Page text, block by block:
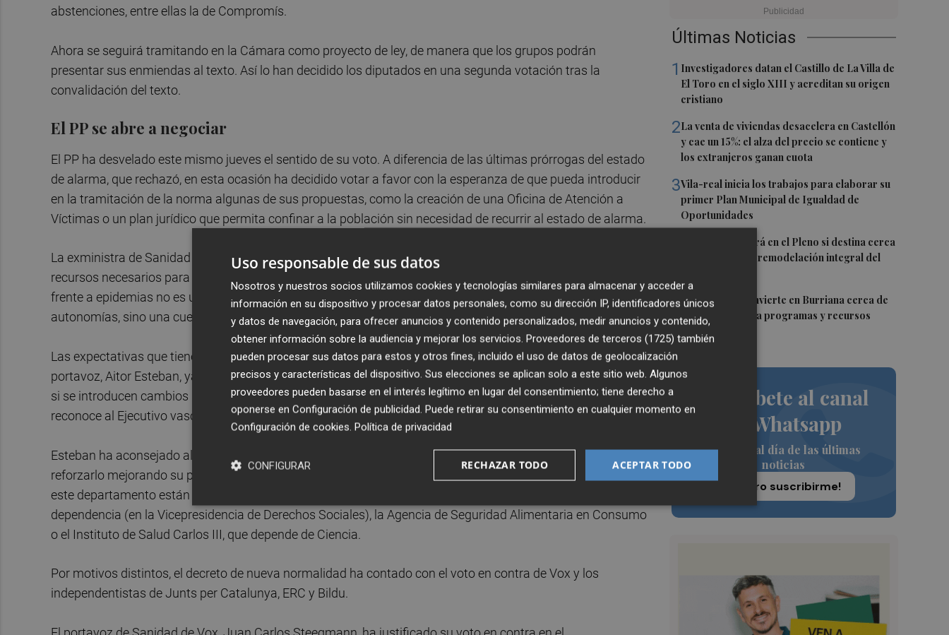
Últimas Noticias
1 Investigadores datan el Castillo de La Villa de
El Toro en el siglo XIII y acreditan su origen
cristiano
2La venta de viviendas desacelera en Castellón
y cae un 15%: el alza del precio se contiene y
los extranjeros ganan cuota
3Vila-real inicia los trabajos para elaborar su
primer Plan Municipal de Igualdad de
Oportunidades
Burriana decidirá en el Pleno si destina cerca
de un millón a la remodelación integral del
5 La Generalitat invierte en Burriana cerca de
5,6 millones para programas y recursos
sociales
Suscríbete al canal
de Whatsapp
Siempre al día de las últimas
noticias
¡Quiero suscribirme!
abstenciones, entre ellas la de Compromís.
Ahora se seguirá tramitando en la Cámara como proyecto de ley, de manera que los grupos podrán
presentar sus enmiendas al texto. Así lo han decidido los diputados en una segunda votación tras la
convalidación del texto.
El PP se abre a negociar
El PP ha desvelado este mismo jueves el sentido de su voto. A diferencia de las últimas prórrogas del estado
de alarma, que rechazó, en esta ocasión ha decidido votar a favor con la esperanza de que pueda introducir
en la tramitación de la norma algunas de sus propuestas, como la creación de una Oficina de Atención a
Víctimas o un plan jurídico que permita confinar a la población sin necesidad de recurrir al estado de alarma.
La exministra de Sanidad y diputada 'popular' Ana Pastor ha defendido que se dote al Ministerio de los
recursos necesarios para que pueda poner en marcha una verdadera "política nacional" porque la respuesta
frente a epidemias no es un tema de "competencias" de la Administración General del Estado y las
autonomías, sino una cuestión de "salud pública".
Las expectativas que tiene el PP de cambiar el texto aprobado por el Gobierno suscita recelos en el PNV. Su
portavoz, Aitor Esteban, ya ha avisado de que los nacionalistas vascos votarán en contra del proyecto de ley
si se introducen cambios que supongan para el PNV una "merma" de las competencias que el Estatuto
reconoce al Ejecutivo vasco.
Esteban ha aconsejado al Gobierno que, si ve necesario fortalecer el Ministerio de Sanidad, empiece a
reforzarlo mejorando su propia organización interna, dado que algunas competencias que debería tener
este departamento están repartidas en otros Ministerios, como es el caso de la política de atención a la
dependencia (en la Vicepresidencia de Derechos Sociales), la Agencia de Seguridad Alimentaria en Consumo
o el Instituto de Salud Carlos III, que depende de Ciencia.
Por motivos distintos, el decreto de nueva normalidad ha contado con el voto en contra de Vox y los
independentistas de Junts per Catalunya, ERC y Bildu.
Uso responsable de sus datos
Nosotros y nuestros socios utilizamos cookies y tecnologías similares para almacenar y acceder a
información en su dispositivo y procesar datos personales, como su dirección IP, identificadores únicos
y datos de navegación, para ofrecer anuncios y contenido personalizados, medir anuncios y contenido,
obtener información sobre la audiencia y mejorar los servicios. Proveedores de terceros (1725) también
pueden procesar sus datos para estos y otros fines, incluido el uso de datos de geolocalización
precisos y características del dispositivo. Sus elecciones se aplican solo a este sitio web. Algunos
proveedores pueden basarse en el interés legítimo en lugar del consentimiento; tiene derecho a
oponerse en Configuración de publicidad. Puede retirar su consentimiento en cualquier momento en
Configuración de cookies. Política de privacidad
ACEPTAR TODO
RECHAZAR TODO
CONFIGURAR